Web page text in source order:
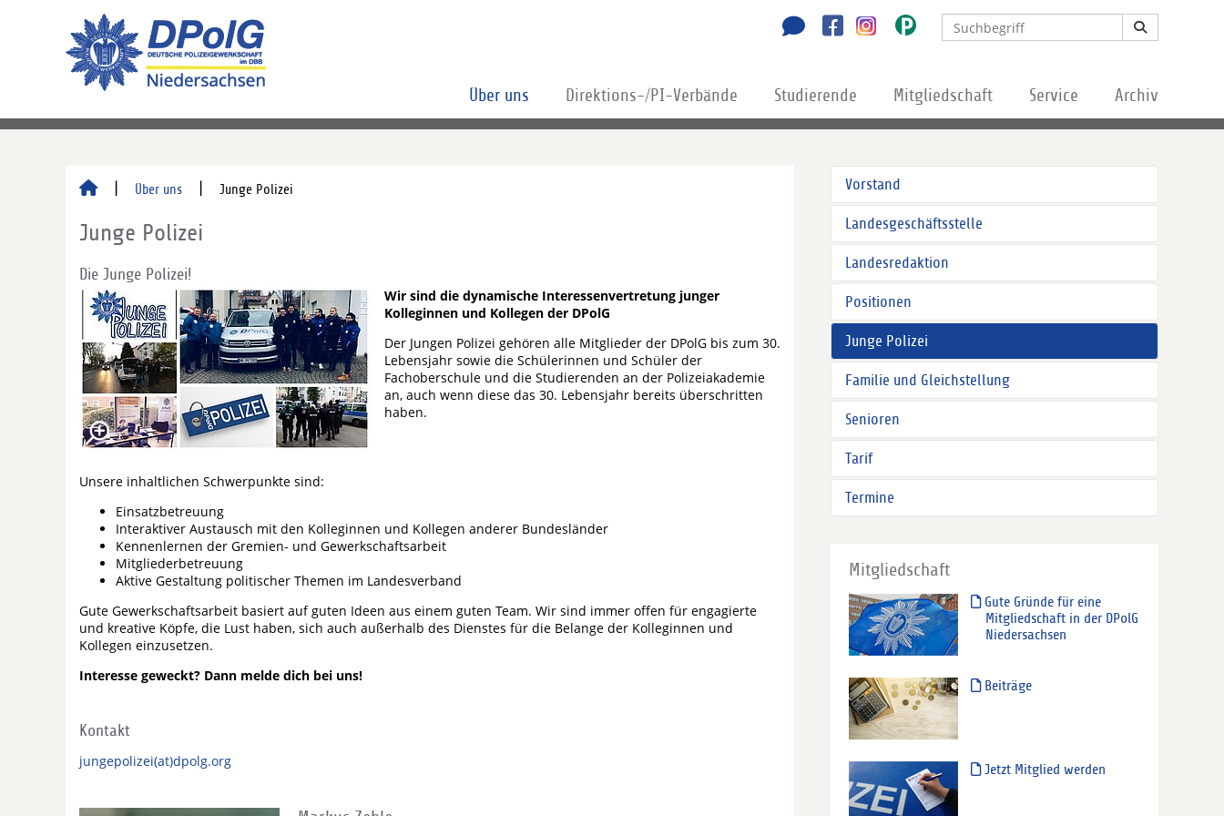
Über uns Direktions-/PI-Verbände Studierende Mitgliedschaft Service Archiv
Über uns Junge Polizei
Junge Polizei
Die Junge Polizei!
Wir sind die dynamische Interessenvertretung junger
Kolleginnen und Kollegen der DPolG
Der Jungen Polizei gehören alle Mitglieder der DPolG bis zum 30.
Lebensjahr sowie die Schülerinnen und Schüler der
Fachoberschule und die Studierenden an der Polizeiakademie
an, auch wenn diese das 30. Lebensjahr bereits überschritten
haben.
Unsere inhaltlichen Schwerpunkte sind:
Einsatzbetreuung
Interaktiver Austausch mit den Kolleginnen und Kollegen anderer Bundesländer
Kennenlernen der Gremien- und Gewerkschaftsarbeit
Mitgliederbetreuung
Aktive Gestaltung politischer Themen im Landesverband
Gute Gewerkschaftsarbeit basiert auf guten Ideen aus einem guten Team. Wir sind immer offen für engagierte
und kreative Köpfe, die Lust haben, sich auch außerhalb des Dienstes für die Belange der Kolleginnen und
Kollegen einzusetzen.
Interesse geweckt? Dann melde dich bei uns!
Kontakt
jungepolizei(at)dpolg.org
Vorstand
Landesgeschäftsstelle
Landesredaktion
Positionen
Junge Polizei
Familie und Gleichstellung
Senioren
Tarif
Termine
Mitgliedschaft
Gute Gründe für eine
Mitgliedschaft in der DPolG
Niedersachsen
Beiträge
Jetzt Mitglied werden